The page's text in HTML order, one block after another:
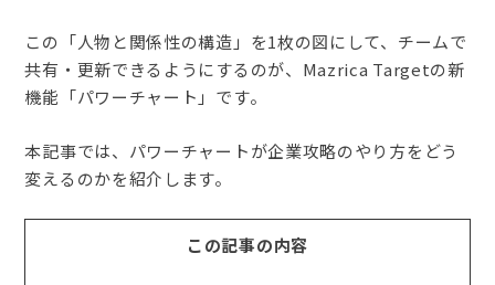
この「人物と関係性の構造」を1枚の図にして、チームで
共有・更新できるようにするのが、Mazrica Targetの新
機能「パワーチャート」です。
本記事では、パワーチャートが企業攻略のやり方をどう
変えるのかを紹介します。
この記事の内容